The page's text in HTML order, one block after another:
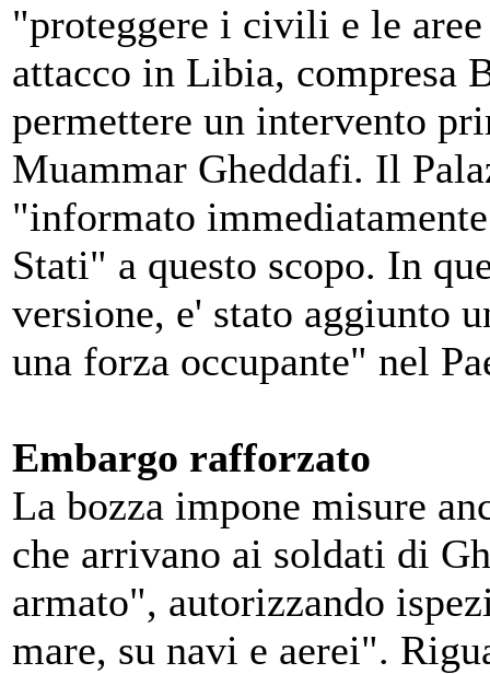
"proteggere i civili e le
attacco in Libia, compresa
permettere un intervento
Muammar Gheddafi. Il
"informato
Stati" a questo scopo. In
versione, e' stato aggiunto
una forza occupante" nel
Embargo rafforzato
La bozza impone misure
che arrivano ai soldati di
armato", autorizzando
mare, su navi e aerei".